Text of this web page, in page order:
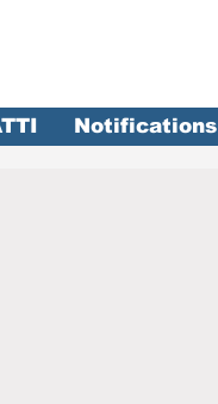
Notifications